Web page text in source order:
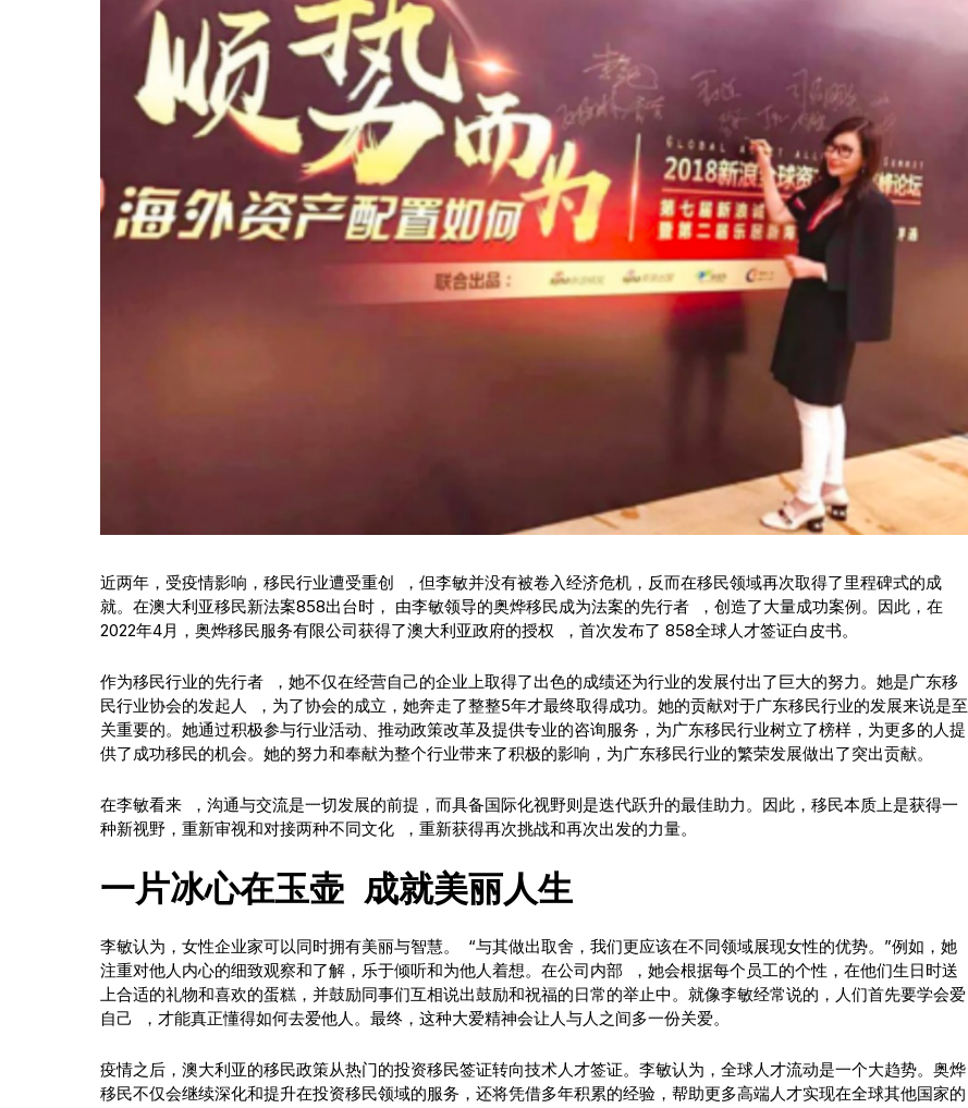
近两年，受疫情影响，移民行业遭受重创 ，但李敏并没有被卷入经济危机，反而在移民领域再次取得了里程碑式的成
就。在澳大利亚移民新法案858出台时， 由李敏领导的奥烨移民成为法案的先行者 ，创造了大量成功案例。因此，在
2022年4月，奥烨移民服务有限公司获得了澳大利亚政府的授权 ，首次发布了 858全球人才签证白皮书。
作为移民行业的先行者 ，她不仅在经营自己的企业上取得了出色的成绩还为行业的发展付出了巨大的努力。她是广东移
民行业协会的发起人 ，为了协会的成立，她奔走了整整5年才最终取得成功。她的贡献对于广东移民行业的发展来说是至
关重要的。她通过积极参与行业活动、推动政策改革及提供专业的咨询服务，为广东移民行业树立了榜样，为更多的人提
供了成功移民的机会。她的努力和奉献为整个行业带来了积极的影响，为广东移民行业的繁荣发展做出了突出贡献。
在李敏看来 ，沟通与交流是一切发展的前提，而具备国际化视野则是迭代跃升的最佳助力。因此，移民本质上是获得一
种新视野，重新审视和对接两种不同文化 ，重新获得再次挑战和再次出发的力量。
一片冰心在玉壶 成就美丽人生
李敏认为，女性企业家可以同时拥有美丽与智慧。 “与其做出取舍，我们更应该在不同领域展现女性的优势。”例如，她
注重对他人内心的细致观察和了解，乐于倾听和为他人着想。在公司内部 ，她会根据每个员工的个性，在他们生日时送
上合适的礼物和喜欢的蛋糕，并鼓励同事们互相说出鼓励和祝福的日常的举止中。就像李敏经常说的，人们首先要学会爱
自己 ，才能真正懂得如何去爱他人。最终，这种大爱精神会让人与人之间多一份关爱。
疫情之后，澳大利亚的移民政策从热门的投资移民签证转向技术人才签证。李敏认为，全球人才流动是一个大趋势。奥烨
移民不仅会继续深化和提升在投资移民领域的服务，还将凭借多年积累的经验，帮助更多高端人才实现在全球其他国家的